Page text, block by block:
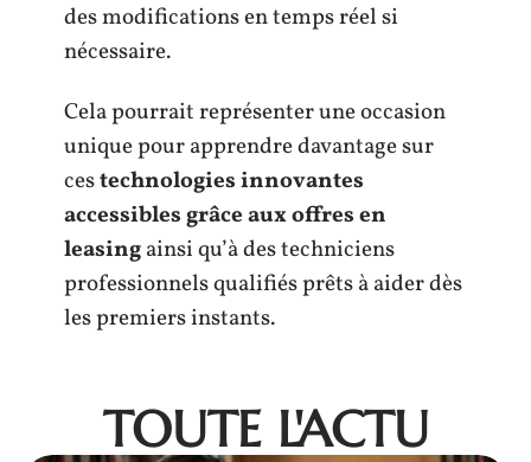
des modifications en temps réel si
nécessaire.
Cela pourrait représenter une occasion
unique pour apprendre davantage sur
cestechnologies innovantes
accessibles grâce aux offres en
leasingainsi qu’à des techniciens
professionnels qualifiés prêts à aider dès
les premiers instants.
TOUTE L'ACTU